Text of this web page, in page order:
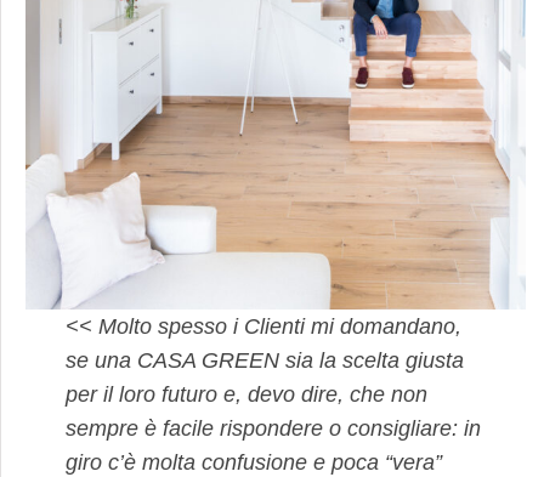
<< Molto spesso i Clienti mi domandano,
se una CASA GREEN sia la scelta giusta
per il loro futuro e, devo dire, che non
sempre è facile rispondere o consigliare: in
giro c’è molta confusione e poca “vera”